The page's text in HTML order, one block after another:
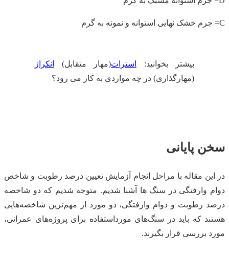
C= جرم خشک نهایی استوانه و نمونه به گرم
بیشتر بخوانید: استرات(مهار متقابل)
انکراژ
(مهارگذاری) در چه مواردی به کار می رود؟
سخن پایانی
در این مقاله با مراحل انجام آزمایش تعیین درصد رطوبت و شاخص
دوام وارفتگی در سنگ ها آشنا شدیم. متوجه شدیم که دو شاخصه
درصد رطوبت و دوام وارفتگی، دو مورد از مهم‌ترین شاخصه‌هایی
هستند که باید در سنگ‌های مورداستفاده برای پروژه‌های عمرانی،
مورد بررسی قرار بگیرند.